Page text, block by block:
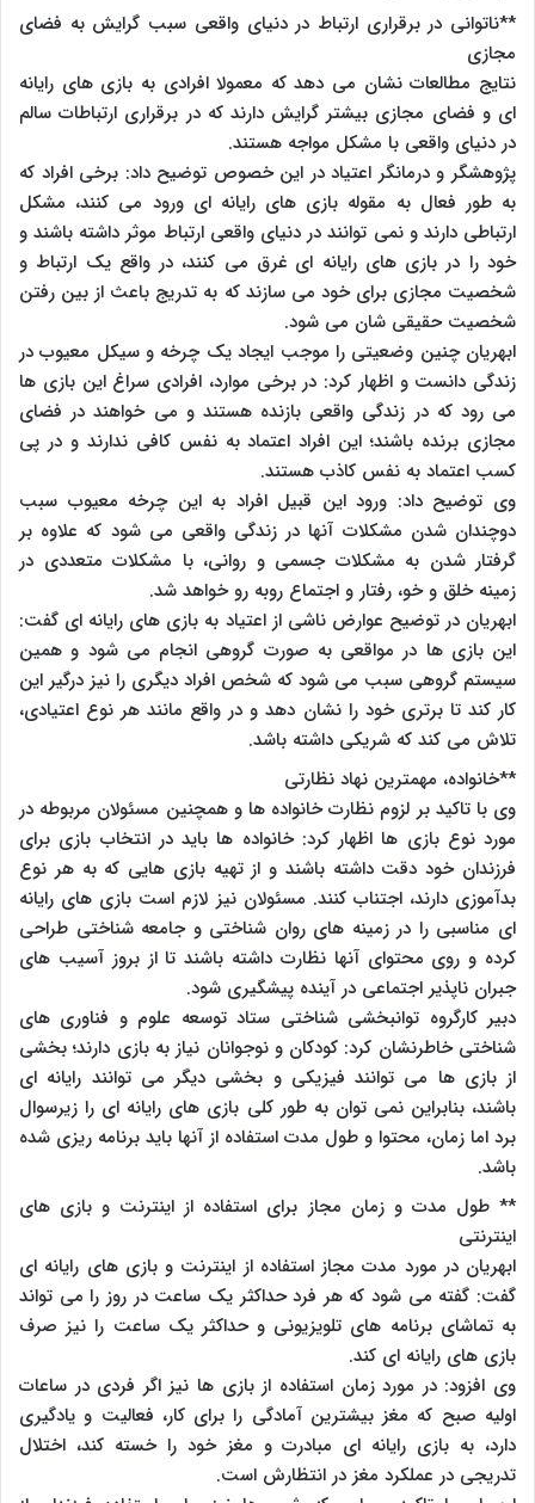
**ناتوانی در برقراری ارتباط در دنیای واقعی سبب گرایش به فضای
مجازی
نتایج مطالعات نشان می دهد که معمولا افرادی به بازی های رایانه
ای و فضای مجازی بیشتر گرایش دارند که در برقراری ارتباطات سالم
در دنیای واقعی با مشکل مواجه هستند.
پژوهشگر و درمانگر اعتیاد در این خصوص توضیح داد: برخی افراد که
به طور فعال به مقوله بازی های رایانه ای ورود می کنند، مشکل
ارتباطی دارند و نمی توانند در دنیای واقعی ارتباط موثر داشته باشند و
خود را در بازی های رایانه ای غرق می کنند، در واقع یک ارتباط و
شخصیت مجازی برای خود می سازند که به تدریج باعث از بین رفتن
شخصیت حقیقی شان می شود.
ابهریان چنین وضعیتی را موجب ایجاد یک چرخه و سیکل معیوب در
زندگی دانست و اظهار کرد: در برخی موارد، افرادی سراغ این بازی ها
می رود که در زندگی واقعی بازنده هستند و می خواهند در فضای
مجازی برنده باشند؛ این افراد اعتماد به نفس کافی ندارند و در پی
کسب اعتماد به نفس کاذب هستند.
وی توضیح داد: ورود این قبیل افراد به این چرخه معیوب سبب
دوچندان شدن مشکلات آنها در زندگی واقعی می شود که علاوه بر
گرفتار شدن به مشکلات جسمی و روانی، با مشکلات متعددی در
زمینه خلق و خو، رفتار و اجتماع روبه رو خواهد شد.
ابهریان در توضیح عوارض ناشی از اعتیاد به بازی های رایانه ای گفت:
این بازی ها در مواقعی به صورت گروهی انجام می شود و همین
سیستم گروهی سبب می شود که شخص افراد دیگری را نیز درگیر این
کار کند تا برتری خود را نشان دهد و در واقع مانند هر نوع اعتیادی،
تلاش می کند که شریکی داشته باشد.
**خانواده، مهمترین نهاد نظارتی
وی با تاکید بر لزوم نظارت خانواده ها و همچنین مسئولان مربوطه در
مورد نوع بازی ها اظهار کرد: خانواده ها باید در انتخاب بازی برای
فرزندان خود دقت داشته باشند و از تهیه بازی هایی که به هر نوع
بدآموزی دارند، اجتناب کنند. مسئولان نیز لازم است بازی های رایانه
ای مناسبی را در زمینه های روان شناختی و جامعه شناختی طراحی
کرده و روی محتوای آنها نظارت داشته باشند تا از بروز آسیب های
جبران ناپذیر اجتماعی در آینده پیشگیری شود.
دبیر کارگروه توانبخشی شناختی ستاد توسعه علوم و فناوری های
شناختی خاطرنشان کرد: کودکان و نوجوانان نیاز به بازی دارند؛ بخشی
از بازی ها می توانند فیزیکی و بخشی دیگر می توانند رایانه ای
باشند، بنابراین نمی توان به طور کلی بازی های رایانه ای را زیرسوال
برد اما زمان، محتوا و طول مدت استفاده از آنها باید برنامه ریزی شده
باشد.
** طول مدت و زمان مجاز برای استفاده از اینترنت و بازی های
اینترنتی
ابهریان در مورد مدت مجاز استفاده از اینترنت و بازی های رایانه ای
گفت: گفته می شود که هر فرد حداکثر یک ساعت در روز را می تواند
به تماشای برنامه های تلویزیونی و حداکثر یک ساعت را نیز صرف
بازی های رایانه ای کند.
وی افزود: در مورد زمان استفاده از بازی ها نیز اگر فردی در ساعات
اولیه صبح که مغز بیشترین آمادگی را برای کار، فعالیت و یادگیری
دارد، به بازی رایانه ای مبادرت و مغز خود را خسته کند، اختلال
تدریجی در عملکرد مغز در انتظارش است.